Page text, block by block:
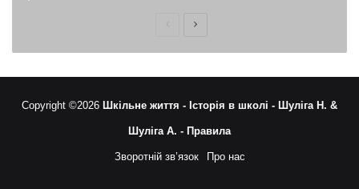
ПопередняНаступна
Copyright ©2026 Шкільне життя - Історія в школі - Шуліга Н. &
Шуліга А. - Правила
Зворотній зв’язок Про нас